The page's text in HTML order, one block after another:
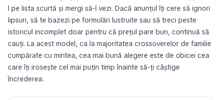
l pe lista scurtă și mergi să-l vezi. Dacă anunțul îți cere să ignori
lipsuri, să te bazezi pe formulări lustruite sau să treci peste
istoricul incomplet doar pentru că prețul pare bun, continuă să
cauți. La acest model, ca la majoritatea crossoverelor de familie
cumpărate cu mintea, cea mai bună alegere este de obicei cea
care îți irosește cel mai puțin timp înainte să-ți câștige
încrederea.